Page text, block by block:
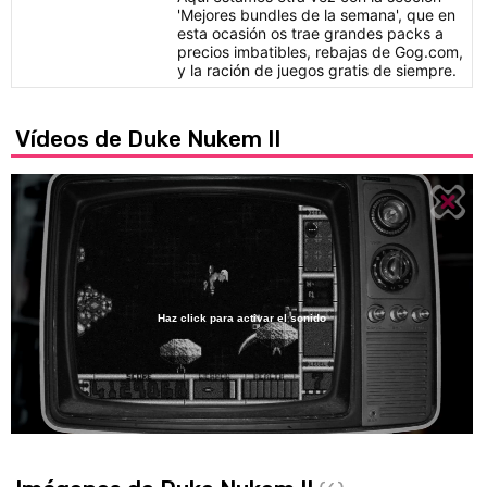
'Mejores bundles de la semana', que en
esta ocasión os trae grandes packs a
precios imbatibles, rebajas de Gog.com,
y la ración de juegos gratis de siempre.
Vídeos de Duke Nukem II
Unmute /
Loaded:
58.76%
Haz click para activar el sonido